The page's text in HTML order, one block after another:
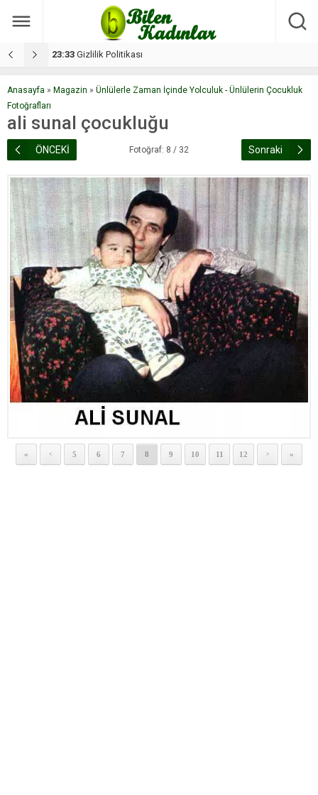
17:08 Dilan, düğününe 5 gün kala hayatını kaybetti
Anasayfa » Magazin » Ünlülerle Zaman İçinde Yolculuk - Ünlülerin Çocukluk
Fotoğrafları
ali sunal çocukluğu
ÖNCEKİ Fotoğraf: 8 / 32 Sonraki
« < 5 6 7 8 9 10 11 12 > »